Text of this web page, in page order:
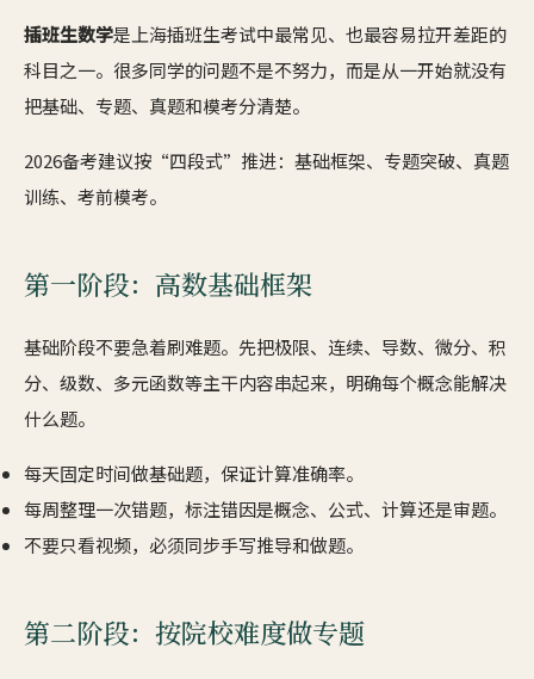
插班生数学是上海插班生考试中最常见、也最容易拉开差距的
科目之一。很多同学的问题不是不努力，而是从一开始就没有
把基础、专题、真题和模考分清楚。
2026备考建议按“四段式”推进：基础框架、专题突破、真题
训练、考前模考。
第一阶段：高数基础框架
基础阶段不要急着刷难题。先把极限、连续、导数、微分、积
分、级数、多元函数等主干内容串起来，明确每个概念能解决
什么题。
每天固定时间做基础题，保证计算准确率。
每周整理一次错题，标注错因是概念、公式、计算还是审题。
不要只看视频，必须同步手写推导和做题。
第二阶段：按院校难度做专题